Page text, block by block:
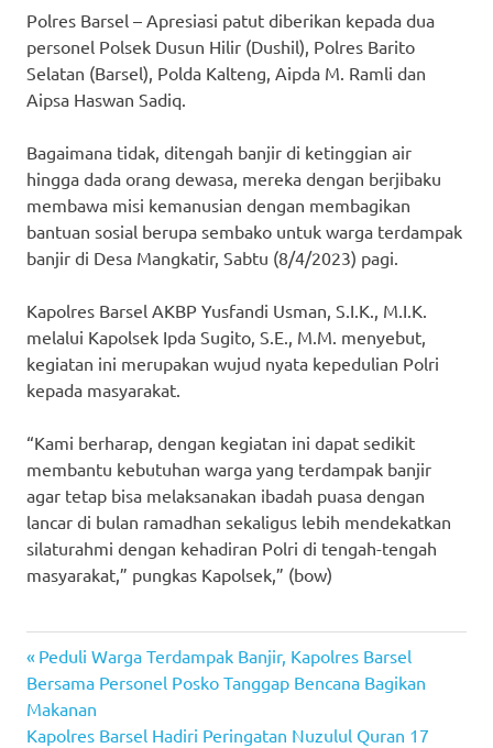
Polres Barsel – Apresiasi patut diberikan kepada dua
personel Polsek Dusun Hilir (Dushil), Polres Barito
Selatan (Barsel), Polda Kalteng, Aipda M. Ramli dan
Aipsa Haswan Sadiq.
Bagaimana tidak, ditengah banjir di ketinggian air
hingga dada orang dewasa, mereka dengan berjibaku
membawa misi kemanusian dengan membagikan
bantuan sosial berupa sembako untuk warga terdampak
banjir di Desa Mangkatir, Sabtu (8/4/2023) pagi.
Kapolres Barsel AKBP Yusfandi Usman, S.I.K., M.I.K.
melalui Kapolsek Ipda Sugito, S.E., M.M. menyebut,
kegiatan ini merupakan wujud nyata kepedulian Polri
kepada masyarakat.
“Kami berharap, dengan kegiatan ini dapat sedikit
membantu kebutuhan warga yang terdampak banjir
agar tetap bisa melaksanakan ibadah puasa dengan
lancar di bulan ramadhan sekaligus lebih mendekatkan
silaturahmi dengan kehadiran Polri di tengah-tengah
masyarakat,” pungkas Kapolsek,” (bow)
Post
navigation
Previous
Post:
Peduli Warga Terdampak Banjir, Kapolres Barsel
Bersama Personel Posko Tanggap Bencana Bagikan
Makanan
Next
Kapolres Barsel Hadiri Peringatan Nuzulul Quran 17